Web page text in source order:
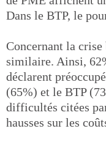
Dans le BTP, le
Concernant la crise
similaire. Ainsi,
déclarent
(65%) et le BTP
difficultés citées
hausses sur les